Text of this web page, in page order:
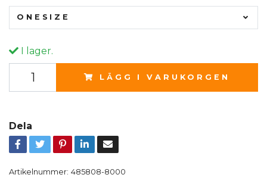
ONESIZE
I lager.
LÄGG I VARUKORGEN
Dela
Artikelnummer: 485808-8000